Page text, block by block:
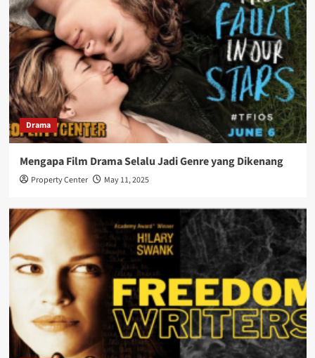
Drama
Mengapa Film Drama Selalu Jadi Genre yang Dikenang
Property Center May 11, 2025